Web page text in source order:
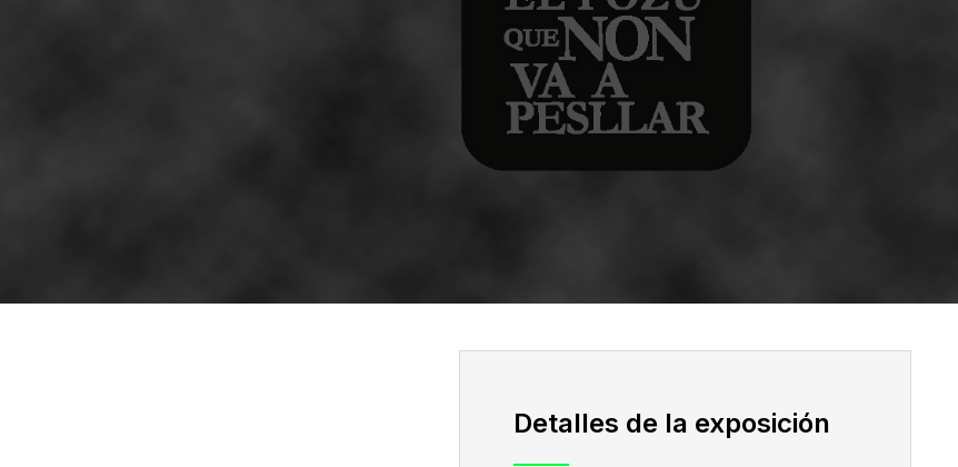
Detalles de la exposición